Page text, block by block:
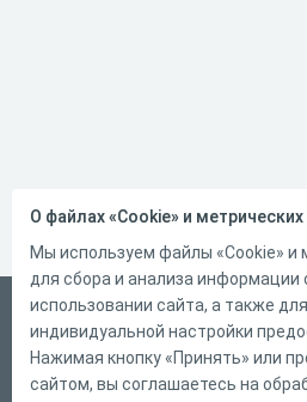
Русский
Справка
Форма обратной связи
О файлах «Cookie» и
Мы используем файлы «Cookie» и
для сбора и анализа информации
использовании сайта, а также
индивидуальной настройки
Нажимая кнопку «Принять» или
сайтом, вы соглашаетесь на